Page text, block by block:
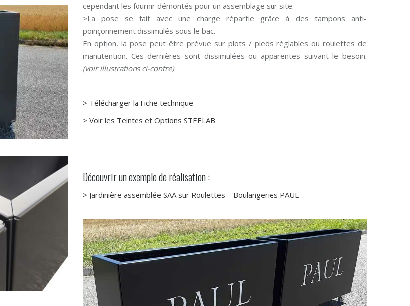
cependant les fournir démontés pour un assemblage sur site.
>La pose se fait avec une charge répartie grâce à des tampons anti-
poinçonnement dissimulés sous le bac.
En option, la pose peut être prévue sur plots / pieds réglables ou roulettes de
manutention. Ces dernières sont dissimulées ou apparentes suivant le besoin.
(voir illustrations ci-contre)
> Télécharger la Fiche technique
> Voir les Teintes et Options STEELAB
Découvrir un exemple de réalisation :
> Jardinière assemblée SAA sur Roulettes – Boulangeries PAUL